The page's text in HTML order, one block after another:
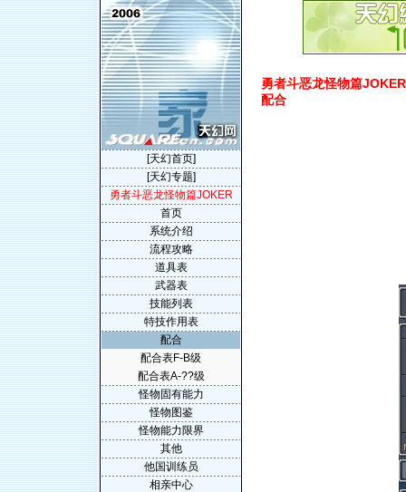
勇者斗恶龙怪物篇
配合
[天幻首页]
[天幻专题]
勇者斗恶龙怪物篇JOKER
首页
系统介绍
流程攻略
道具表
武器表
技能列表
特技作用表
配合
配合表F-B级
配合表A-??级
怪物固有能力
怪物图鉴
怪物能力限界
其他
他国训练员
相亲中心